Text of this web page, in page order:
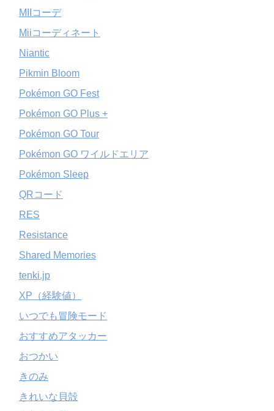
MIIコーデ
Miiコーディネート
Niantic
Pikmin Bloom
Pokémon GO Fest
Pokémon GO Plus +
Pokémon GO Tour
Pokémon GO ワイルドエリア
Pokémon Sleep
QRコード
RES
Resistance
Shared Memories
tenki.jp
XP（経験値）
いつでも冒険モード
おすすめアタッカー
おつかい
きのみ
きれいな貝殻